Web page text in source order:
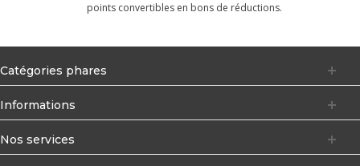
points convertibles en bons de réductions.
Catégories phares
Informations
Nos services